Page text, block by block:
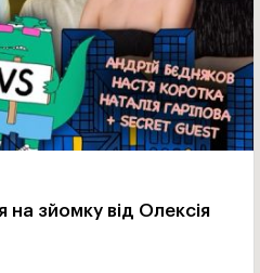
зйомку від Олексія